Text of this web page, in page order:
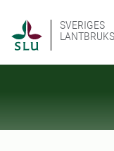
SVERIGES